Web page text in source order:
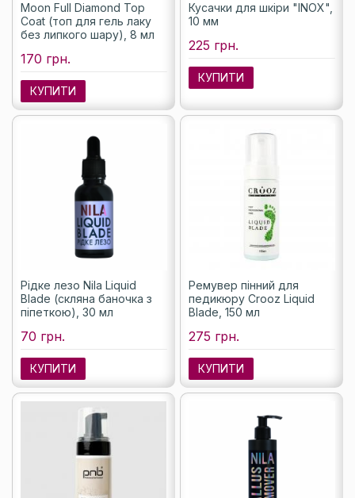
Moon Full Diamond Top
Coat (топ для гель лаку
без липкого шару), 8 мл
170 грн.
КУПИТИ
Кусачки для шкіри "INOX",
10 мм
225 грн.
КУПИТИ
Рідке лезо Nila Liquid
Blade (скляна баночка з
піпеткою), 30 мл
70 грн.
КУПИТИ
Ремувер пінний для
педикюру Crooz Liquid
Blade, 150 мл
275 грн.
КУПИТИ